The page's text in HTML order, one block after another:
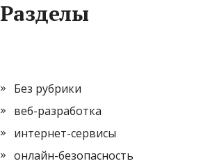
Разделы
Без рубрики
веб-разработка
интернет-сервисы
онлайн-безопасность